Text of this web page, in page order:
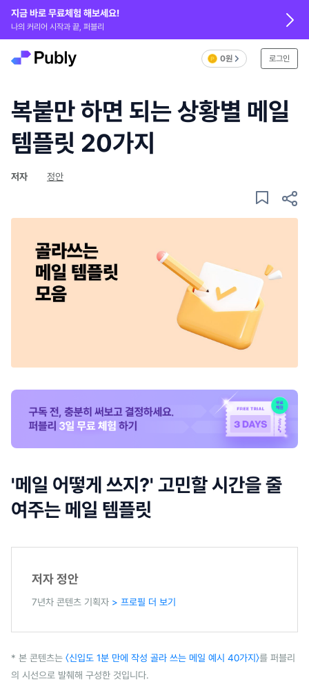
지금 바로 무료체험 해보세요!
나의 커리어 시작과 끝, 퍼블리
0원 로그인
복붙만 하면 되는 상황별 메일
템플릿 20가지
저자 정안
'메일 어떻게 쓰지?' 고민할 시간을 줄
여주는 메일 템플릿
저자 정안
7년차 콘텐츠 기획자 > 프로필 더 보기
* 본 콘텐츠는 〈신입도 1분 만에 작성 골라 쓰는 메일 예시 40가지〉를 퍼블리
의 시선으로 발췌해 구성한 것입니다.